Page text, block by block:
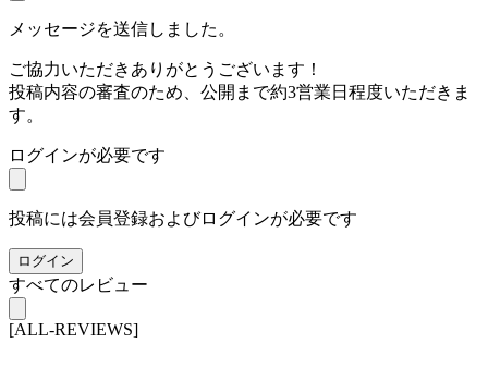
メッセージを送信しました。
ご協力いただきありがとうございます！
投稿内容の審査のため、公開まで約3営業日程度いただきま
す。
ログインが必要です
投稿には会員登録およびログインが必要です
ログイン
すべてのレビュー
[ALL-REVIEWS]